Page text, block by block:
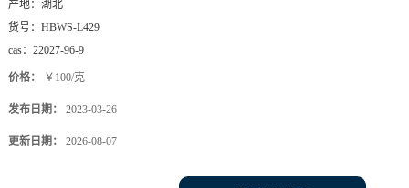
产地： 湖北
货号： HBWS-L429
cas： 22027-96-9
价格： ￥100/克
发布日期： 2023-03-26
更新日期： 2026-08-07